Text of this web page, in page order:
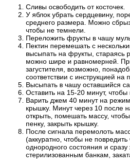
Сливы освободить от косточек.
У яблок убрать сердцевину,
среднего размера. Можно
чтобы не темнели.
Переложить фрукты в чашу
Пектин перемешать с
высыпать на фрукты, стараясь
можно шире и равномерней.
загустителя, возможно,
соответствии с инструкцией на
Высыпать в чашу оставшийся
Оставить на 15-20 минут, чтобы
Варить джем 40 минут на
крышку. Минут через 10 после
открыть, помешать массу,
пенку, закрыть крышку.
После сигнала перемолоть
(аккуратно, чтобы не
однородного состояния и
стерилизованным банкам,